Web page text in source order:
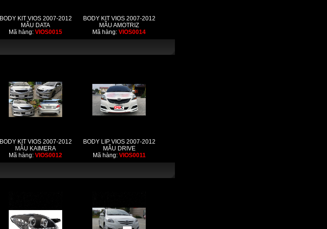
BODY KIT VIOS 2007-2012
MẪU DATA
Mã hàng:VIOS0015
BODY KIT VIOS 2007-2012
MẪU AMOTRIZ
Mã hàng:VIOS0014
BODY KIT VIOS 2007-2012
MẪU KAIMERA
Mã hàng:VIOS0012
BODY LIP VIOS 2007-2012
MẪU DRIVE
Mã hàng: VIOS0011